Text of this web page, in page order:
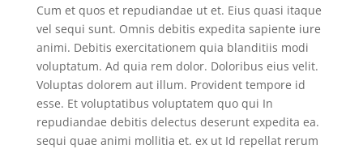
Cum et quos et repudiandae ut et. Eius quasi itaque
vel sequi sunt. Omnis debitis expedita sapiente iure
animi. Debitis exercitationem quia blanditiis modi
voluptatum. Ad quia rem dolor. Doloribus eius velit.
Voluptas dolorem aut illum. Provident tempore id
esse. Et voluptatibus voluptatem quo qui In
repudiandae debitis delectus deserunt expedita ea.
sequi quae animi mollitia et. ex ut Id repellat rerum